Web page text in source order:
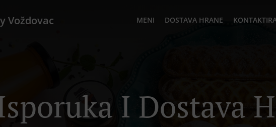
Voždovac MENI DOSTAVA HRANE
I Dostava